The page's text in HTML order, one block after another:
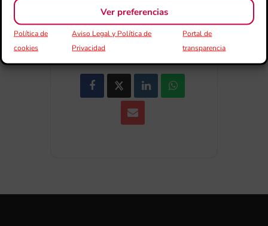
Ver preferencias
Política de
cookies
Aviso Legal y Política de
Privacidad
Portal de
transparencia
COMPARTIR
ESDEVENIMENT